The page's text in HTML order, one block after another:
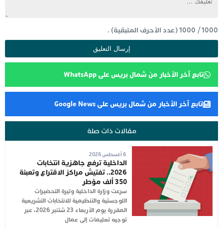
1000
/
1000(عدد الأحرف المتبقية) .
تابع آخر الأخبار من شمال بريس على WhatsApp
تابع آخر الأخبار من شمال بريس على Google News
مقالات ذات صلة
6 أغسطس 2026
الداخلية ترفع جاهزية انتخابات
2026.. تفتيش مراكز الاقتراع وتعبئة
350 ألف مؤطر
سرعت وزارة الداخلية وتيرة التحضيرات
اللوجستية والتنظيمية للانتخابات التشريعية
المقررة يوم الأربعاء 23 شتنبر 2026، عبر
توجيه تعليمات إلى عمال